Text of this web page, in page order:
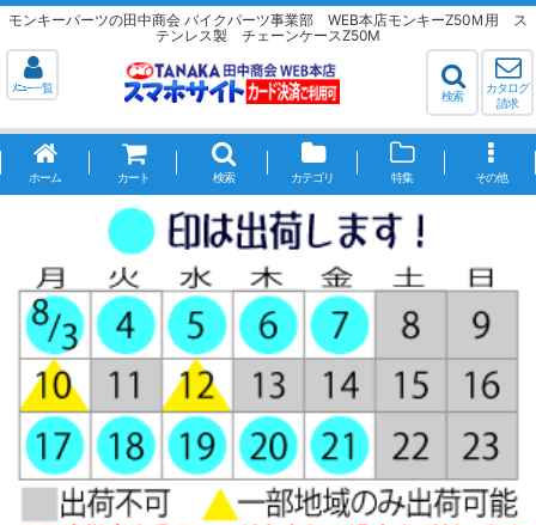
モンキーパーツの田中商会 バイクパーツ事業部 WEB本店モンキーZ50Ｍ用 ス
テンレス製 チェーンケースZ50M
ﾒﾆｭｰ一覧
検索
カタログ
請求
ホーム カート 検索 カテゴリ 特集 その他